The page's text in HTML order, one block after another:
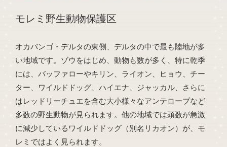
モレミ野生動物保護区
オカバンゴ・デルタの東側、デルタの中で最も陸地が多
い地域です。ゾウをはじめ、動物も数が多く、特に乾季
には、バッファローやキリン、ライオン、ヒョウ、チー
ター、ワイルドドッグ、ハイエナ、ジャッカル、さらに
はレッドリーチュエを含む大小様々なアンテロープなど
多数の野生動物が見られます。他の地域では頭数が急激
に減少しているワイルドドッグ（別名リカオン）が、モ
レミではよく見られます。